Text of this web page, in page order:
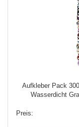
Aufkleber Pack
Wasserdicht